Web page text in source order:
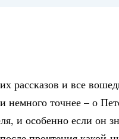
рассказов и все
точнее – о
и особенно если он